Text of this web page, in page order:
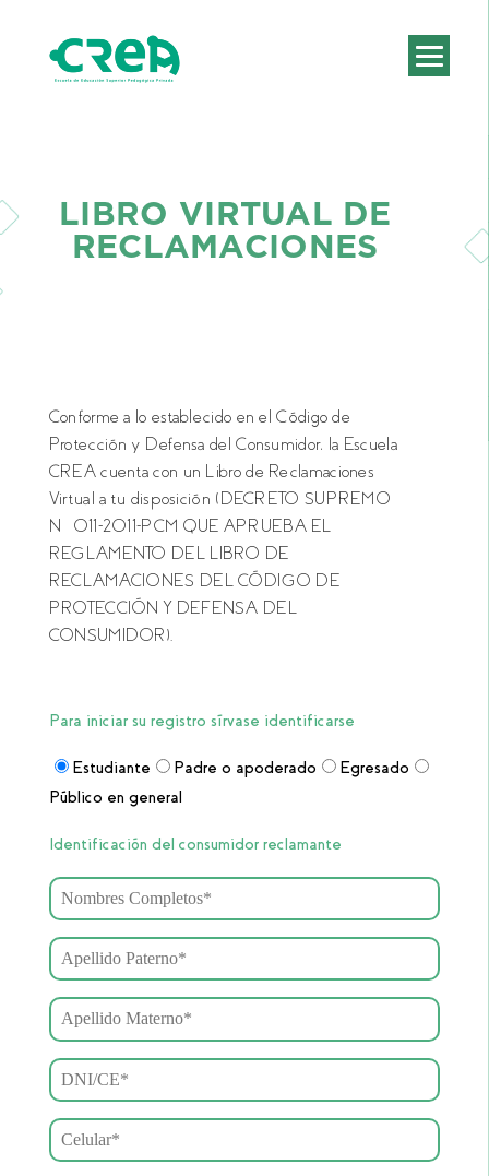
LIBRO VIRTUAL DE
RECLAMACIONES
Conforme a lo establecido en el Código de
Protección y Defensa del Consumidor, la Escuela
CREA cuenta con un Libro de Reclamaciones
Virtual a tu disposición (DECRETO SUPREMO
Nº 011-2011-PCM QUE APRUEBA EL
REGLAMENTO DEL LIBRO DE
RECLAMACIONES DEL CÓDIGO DE
PROTECCIÓN Y DEFENSA DEL
CONSUMIDOR).
Para iniciar su registro sírvase identificarse
Estudiante Padre o apoderado
Egresado
Público en general
Identificación del consumidor reclamante